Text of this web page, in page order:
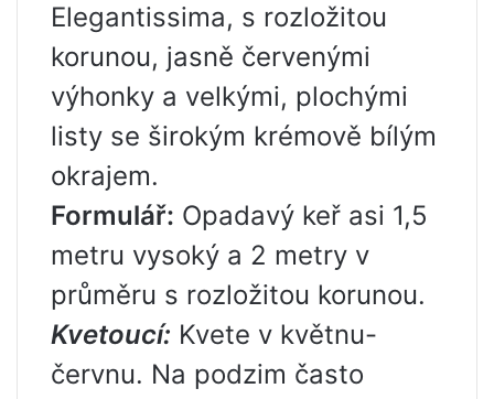
Elegantissima, s rozložitou
korunou, jasně červenými
výhonky a velkými, plochými
listy se širokým krémově bílým
okrajem.
Formulář: Opadavý keř asi 1,5
metru vysoký a 2 metry v
průměru s rozložitou korunou.
Kvetoucí: Kvete v květnu-
červnu. Na podzim často